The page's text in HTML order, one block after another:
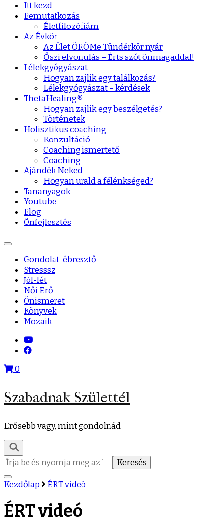
Itt kezd
Bemutatkozás
Életfilozófiám
Az Évkör
Az Élet ÖRÖMe Tündérkör nyár
Őszi elvonulás – Érts szót önmagaddal!
Lélekgyógyászat
Hogyan zajlik egy találkozás?
Lélekgyógyászat – kérdések
ThetaHealing®
Hogyan zajlik egy beszélgetés?
Történetek
Holisztikus coaching
Konzultáció
Coaching ismertető
Coaching
Ajándék Neked
Hogyan urald a félénkséged?
Tananyagok
Youtube
Blog
Önfejlesztés
Gondolat-ébresztő
Stresssz
Jól-lét
Női Erő
Önismeret
Könyvek
Mozaik
0
Szabadnak Születtél
Erősebb vagy, mint gondolnád
Keresés:
Kezdőlap ÉRT videó
ÉRT videó